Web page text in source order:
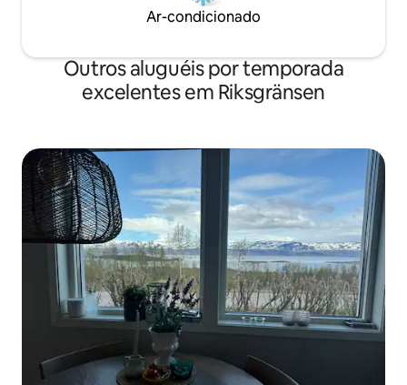
Ar-condicionado
Outros aluguéis por temporada
excelentes em Riksgränsen